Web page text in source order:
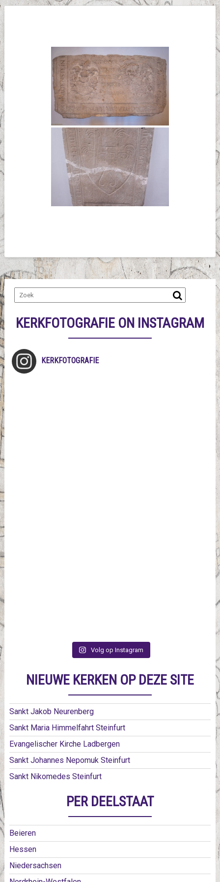
KERKFOTOGRAFIE ON INSTAGRAM
KERKFOTOGRAFIE
Volg op Instagram
NIEUWE KERKEN OP DEZE SITE
Sankt Jakob Neurenberg
Sankt Maria Himmelfahrt Steinfurt
Evangelischer Kirche Ladbergen
Sankt Johannes Nepomuk Steinfurt
Sankt Nikomedes Steinfurt
PER DEELSTAAT
Beieren
Hessen
Niedersachsen